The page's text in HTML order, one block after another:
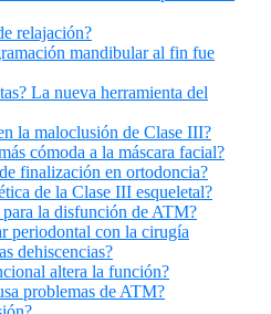
relajación?
mandibular al fin fue
La nueva herramienta del
la maloclusión de Clase III?
cómoda a la máscara facial?
finalización en ortodoncia?
de la Clase III esqueletal?
la disfunción de ATM?
periodontal con la cirugía
dehiscencias?
altera la función?
problemas de ATM?